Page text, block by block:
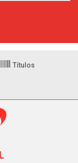
Títulos